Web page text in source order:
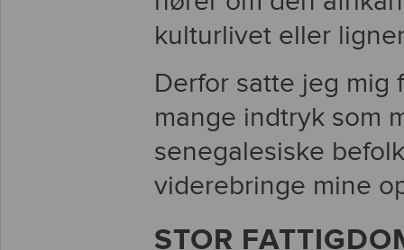
kulturlivet eller
Derfor satte jeg mig
mange indtryk som
senegalesiske
viderebringe mine
STOR